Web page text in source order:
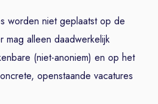
worden niet geplaatst op de
alleen daadwerkelijk
(niet-anoniem) en op het
openstaande vacatures